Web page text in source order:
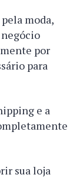
moda,
por
para
e a
sua loja